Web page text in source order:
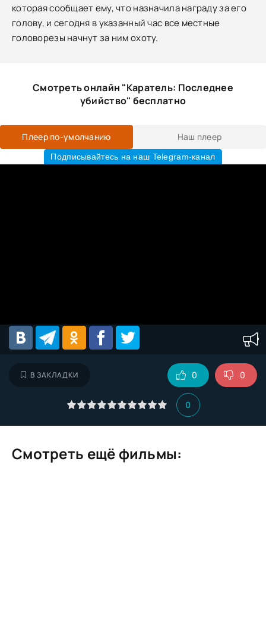
которая сообщает ему, что назначила награду за его
голову, и сегодня в указанный час все местные
головорезы начнут за ним охоту.
Смотреть онлайн "Каратель: Последнее
убийство" бесплатно
Плеер по-умолчанию Наш плеер
Подписывайтесь на наш Telegram-канал
В ЗАКЛАДКИ
0
0 0
Смотреть ещё фильмы: